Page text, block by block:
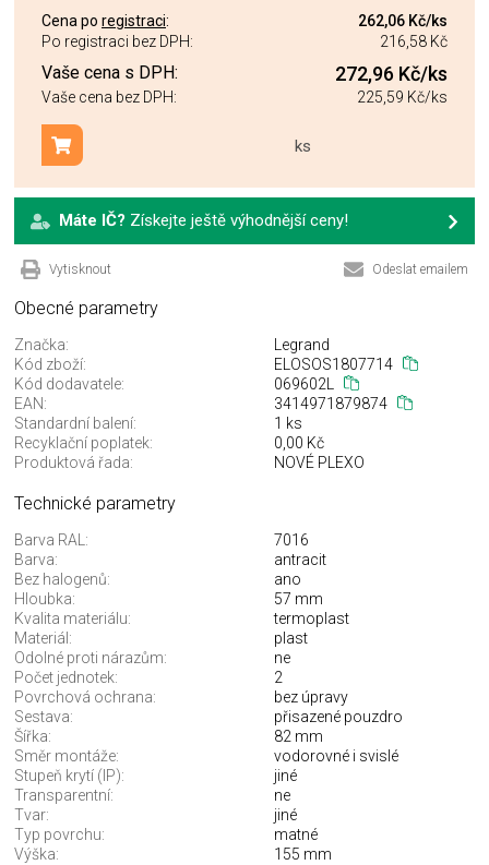
Cena po registraci: 262,06 Kč/ks
Po registraci bez DPH:
216,58 Kč
Vaše cena s DPH: 272,96 Kč/ks
Vaše cena bez DPH: 225,59 Kč/ks
ks
Přidat do košíku
Máte IČ? Získejte ještě výhodnější ceny!
Vytisknout Odeslat emailem
Obecné parametry
Značka:
Legrand
Kód zboží:
ELOSOS1807714
Kód dodavatele:
069602L
EAN:
3414971879874
Standardní balení:
1 ks
Recyklační poplatek:
0,00 Kč
Produktová řada:
NOVÉ PLEXO
Technické parametry
Barva RAL:
7016
Barva:
antracit
Bez halogenů:
ano
Hloubka:
57 mm
Kvalita materiálu:
termoplast
Materiál:
plast
Odolné proti nárazům:
ne
Počet jednotek:
2
Povrchová ochrana:
bez úpravy
Sestava:
přisazené pouzdro
Šířka:
82 mm
Směr montáže:
vodorovné i svislé
Stupeň krytí (IP):
jiné
Transparentní:
ne
Tvar:
jiné
Typ povrchu:
matné
Výška:
155 mm